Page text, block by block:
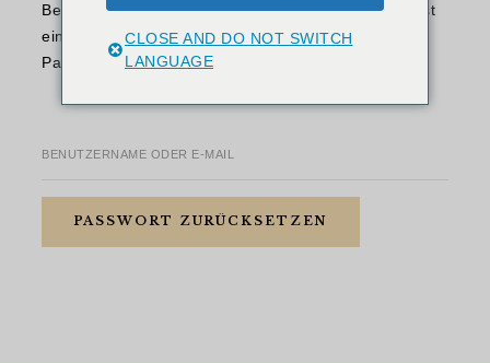
Benutzernamen oder E-Mail-Adresse ein. Du erhältst
einen Link per E-Mail, womit du dir ein neues
Passwort erstellen kannst.
BENUTZERNAME ODER E-MAIL
PASSWORT ZURÜCKSETZEN
CLOSE AND DO NOT SWITCH
LANGUAGE